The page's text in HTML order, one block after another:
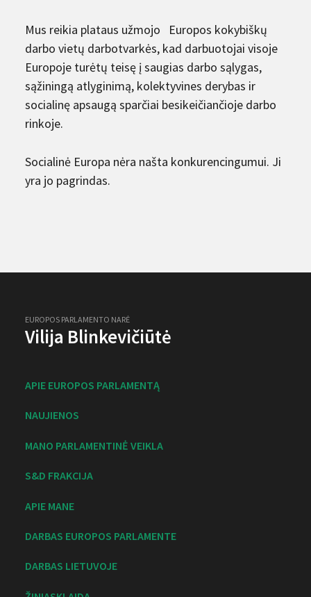
Mus reikia plataus užmojo Europos kokybiškų
darbo vietų darbotvarkės, kad darbuotojai visoje
Europoje turėtų teisę į saugias darbo sąlygas,
sąžiningą atlyginimą, kolektyvines derybas ir
socialinę apsaugą sparčiai besikeičiančioje darbo
rinkoje.
Socialinė Europa nėra našta konkurencingumui. Ji
yra jo pagrindas.
EUROPOS PARLAMENTO NARĖ
Vilija Blinkevičiūtė
APIE EUROPOS PARLAMENTĄ
NAUJIENOS
MANO PARLAMENTINĖ VEIKLA
S&D FRAKCIJA
APIE MANE
DARBAS EUROPOS PARLAMENTE
DARBAS LIETUVOJE